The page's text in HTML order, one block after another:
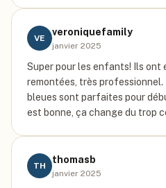
VE
veroniquefamily
janvier 2025
Super pour les enfants! Ils ont
remontées, très
bleues sont parfaites pour
est bonne, ça change du trop
TH
thomasb
janvier 2025